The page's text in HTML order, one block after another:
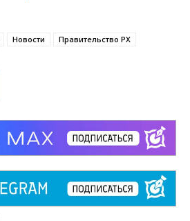
Новости
Правительство РХ